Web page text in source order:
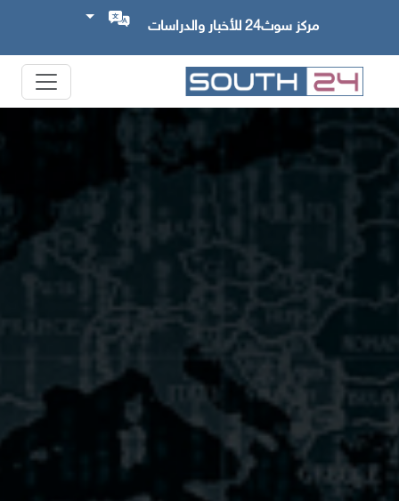
مركز سوث24 للأخبار والدراسات